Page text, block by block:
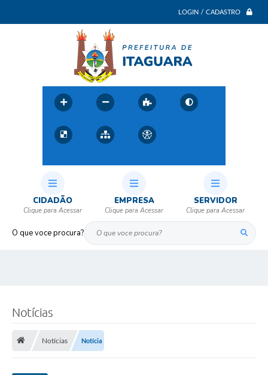
LOGIN / CADASTRO
O que voce procura?
CIDADÃO EMPRESA SERVIDOR
Notícias
Notícias Notícia